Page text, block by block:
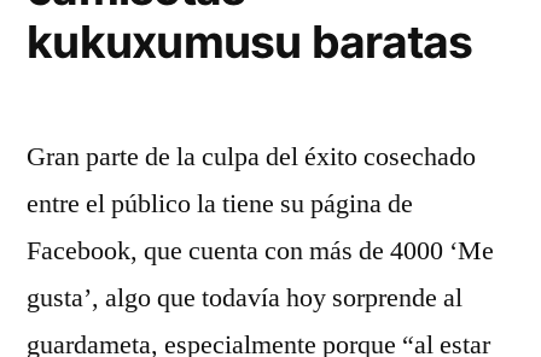
kukuxumusu baratas
Gran parte de la culpa del éxito cosechado
entre el público la tiene su página de
Facebook, que cuenta con más de 4000 ‘Me
gusta’, algo que todavía hoy sorprende al
guardameta, especialmente porque “al estar